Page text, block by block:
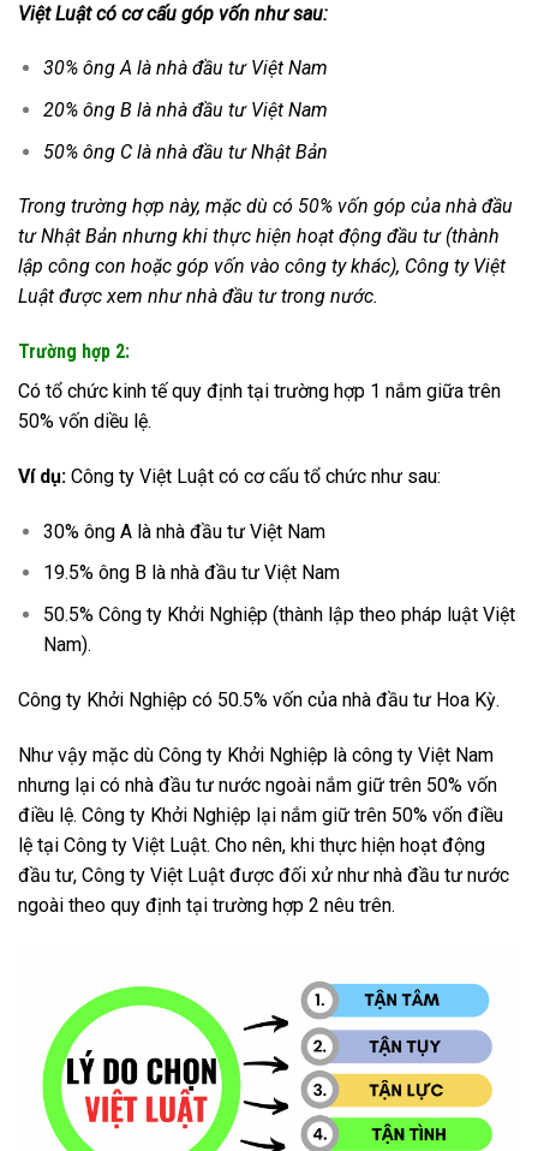
Việt Luật có cơ cấu góp vốn như sau:
30% ông A là nhà đầu tư Việt Nam
20% ông B là nhà đầu tư Việt Nam
50% ông C là nhà đầu tư Nhật Bản
Trong trường hợp này, mặc dù có 50% vốn góp của nhà đầu
tư Nhật Bản nhưng khi thực hiện hoạt động đầu tư (thành
lập công con hoặc góp vốn vào công ty khác), Công ty Việt
Luật được xem như nhà đầu tư trong nước.
Trường hợp 2:
Có tổ chức kinh tế quy định tại trường hợp 1 nắm giữa trên
50% vốn diều lệ.
Ví dụ: Công ty Việt Luật có cơ cấu tổ chức như sau:
30% ông A là nhà đầu tư Việt Nam
19.5% ông B là nhà đầu tư Việt Nam
50.5% Công ty Khởi Nghiệp (thành lập theo pháp luật Việt
Nam).
Công ty Khởi Nghiệp có 50.5% vốn của nhà đầu tư Hoa Kỳ.
Như vậy mặc dù Công ty Khởi Nghiệp là công ty Việt Nam
nhưng lại có nhà đầu tư nước ngoài nắm giữ trên 50% vốn
điều lệ. Công ty Khởi Nghiệp lại nắm giữ trên 50% vốn điều
lệ tại Công ty Việt Luật. Cho nên, khi thực hiện hoạt động
đầu tư, Công ty Việt Luật được đối xử như nhà đầu tư nước
ngoài theo quy định tại trường hợp 2 nêu trên.